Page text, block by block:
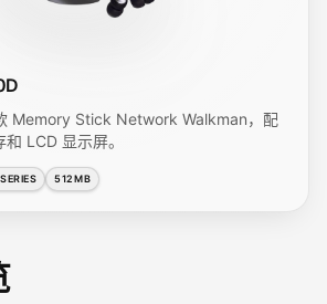
Memory Stick Network Walkman，配
LCD 显示屏。
512MB